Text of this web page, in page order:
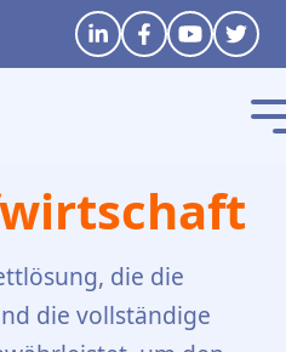
Stay in touch
die die
die vollständige